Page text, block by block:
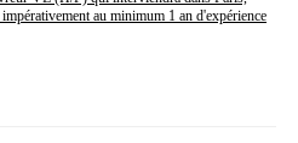
au minimum 1 an d'expérience